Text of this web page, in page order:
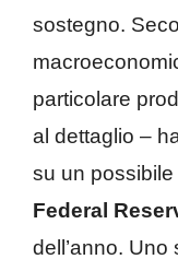
sostegno.
particolare
al dettaglio –
su un
Federal
dell’anno.